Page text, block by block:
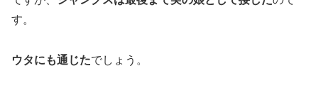
す。
ウタにも通じたでしょう。